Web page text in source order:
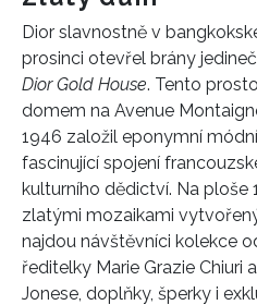
Dior slavnostně v
prosinci otevřel brány
Dior Gold House. Tento
domem na Avenue
1946 založil eponymní
fascinující spojení
kulturního dědictví. Na ploše
zlatými mozaikami
najdou návštěvníci kolekce
ředitelky Marie Grazie Chiuri
Jonese, doplňky, šperky i